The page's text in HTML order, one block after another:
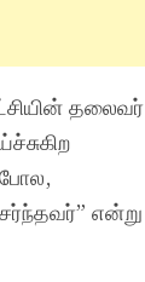
தலைவர்
என்று